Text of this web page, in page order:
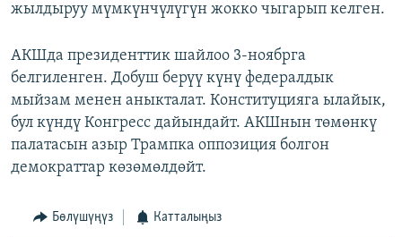
жылдыруу мүмкүнчүлүгүн жокко чыгарып келген.
АКШда президенттик шайлоо 3-ноябрга
белгиленген. Добуш берүү күнү федералдык
мыйзам менен аныкталат. Конституцияга ылайык,
бул күндү Конгресс дайындайт. АКШнын төмөнкү
палатасын азыр Трампка оппозиция болгон
демократтар көзөмөлдөйт.
Бөлүшүңүз Катталыңыз